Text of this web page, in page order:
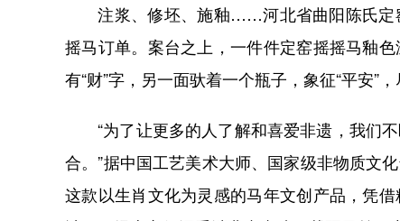
注浆、修坯、施釉……河北省曲阳陈氏定窑
摇马订单。案台之上，一件件定窑摇摇马釉
有“财”字，另一面驮着一个瓶子，象征“平安”，
“为了让更多的人了解和喜爱非遗，我们不
合。”据中国工艺美术大师、国家级非物质文
这款以生肖文化为灵感的马年文创产品，凭